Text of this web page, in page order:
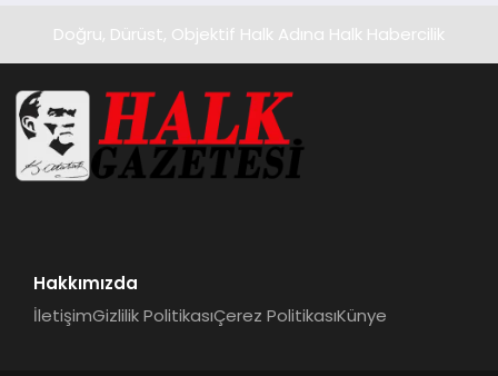
Doğru, Dürüst, Objektif Halk Adına Halk Habercilik
Hakkımızda
İletişimGizlilik PolitikasıÇerez PolitikasıKünye